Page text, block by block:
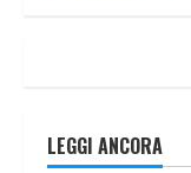
LEGGI ANCORA